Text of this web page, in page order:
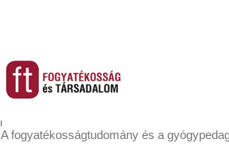
A fogyatékosságtudomány és a